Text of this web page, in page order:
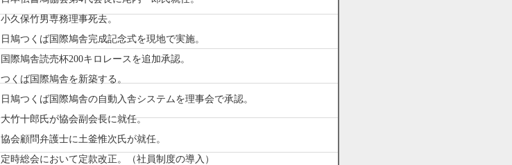
小久保竹男専務理事死去。
日鳩つくば国際鳩舎完成記念式を現地で実施。
国際鳩舎読売杯200キロレースを追加承認。
つくば国際鳩舎を新築する。
日鳩つくば国際鳩舎の自動入舎システムを理事会で承認。
大竹十郎氏が協会副会長に就任。
協会顧問弁護士に土釜惟次氏が就任。
定時総会において定款改正。（社員制度の導入）